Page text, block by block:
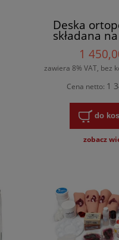
Deska
składana
1
zawiera 8% VAT, bez
Cena netto: 1
do
zobacz